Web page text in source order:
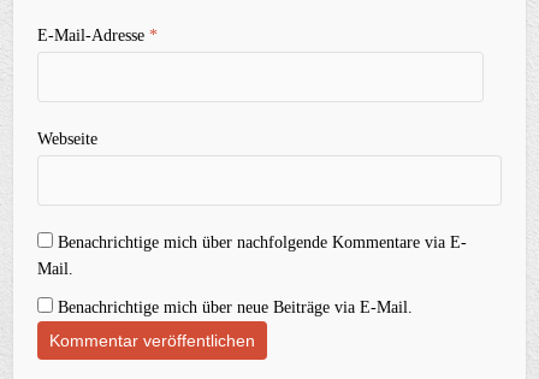
E-Mail-Adresse*
Webseite
Benachrichtige mich über nachfolgende Kommentare via E-
Mail.
Benachrichtige mich über neue Beiträge via E-Mail.